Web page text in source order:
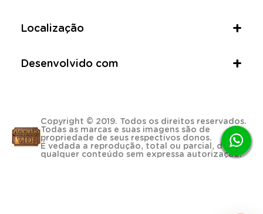
Localização
Desenvolvido com
Copyright © 2019. Todos os direitos reservados.
Todas as marcas e suas imagens são de
propriedade de seus respectivos donos.
É vedada a reprodução, total ou parcial, de
qualquer conteúdo sem expressa autorização.